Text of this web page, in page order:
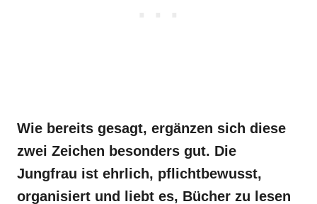
Wie bereits gesagt, ergänzen sich diese
zwei Zeichen besonders gut. Die
Jungfrau ist ehrlich, pflichtbewusst,
organisiert und liebt es, Bücher zu lesen